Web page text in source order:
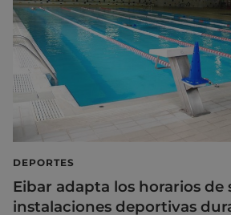
DEPORTES
Eibar adapta los horarios de
instalaciones deportivas